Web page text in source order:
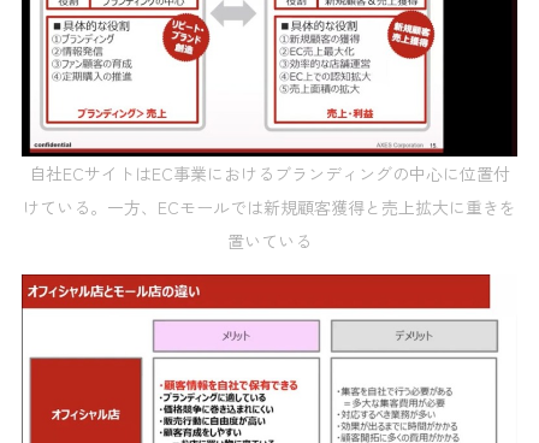
自社ECサイトはEC事業におけるブランディングの中心に位置付
けている。一方、ECモールでは新規顧客獲得と売上拡大に重きを
置いている